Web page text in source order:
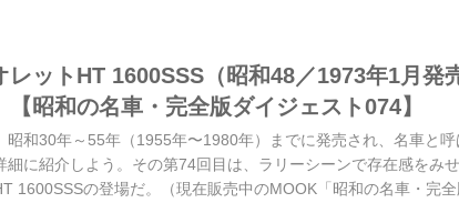
レットHT 1600SSS（昭和48／1973年1月発
【昭和の名車・完全版ダイジェスト074】
昭和30年～55年（1955年〜1980年）までに発売され、名車と呼
細に紹介しよう。その第74回目は、ラリーシーンで存在感をみ
1600SSSの登場だ。（現在販売中のMOOK「昭和の名車・完全
）